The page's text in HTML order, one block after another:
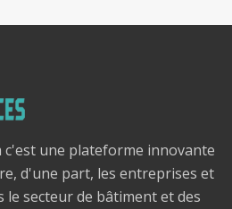
c'est une plateforme innovante
d'une part, les entreprises et
le secteur de bâtiment et des